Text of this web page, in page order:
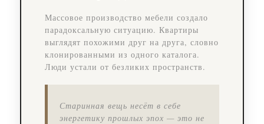
Массовое производство мебели создало
парадоксальную ситуацию. Квартиры
выглядят похожими друг на друга, словно
клонированными из одного каталога.
Люди устали от безликих пространств.
Старинная вещь несёт в себе
энергетику прошлых эпох — это не